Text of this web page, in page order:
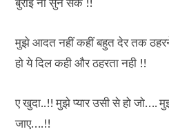
मुझे आदत नहीं कहीं बहुत देर तक
हो ये दिल कही और ठहरता नही !!
ए खुदा..!! मुझे प्यार उसी से हो जो….
जाए….!!